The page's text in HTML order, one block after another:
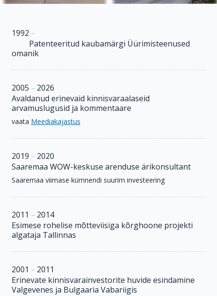
1992 –
Patenteeritud kaubamärgi Üürimisteenused
omanik
2005 – 2026
Avaldanud erinevaid kinnisvaraalaseid
arvamuslugusid ja kommentaare
vaata Meediakajastus
2019 – 2020
Saaremaa WOW-keskuse arenduse ärikonsultant
Saaremaa viimase kümnendi suurim investeering
2011 – 2014
Esimese rohelise mõtteviisiga kõrghoone projekti
algataja Tallinnas
2001 – 2011
Erinevate kinnisvarainvestorite huvide esindamine
Valgevenes ja Bulgaaria Vabariigis